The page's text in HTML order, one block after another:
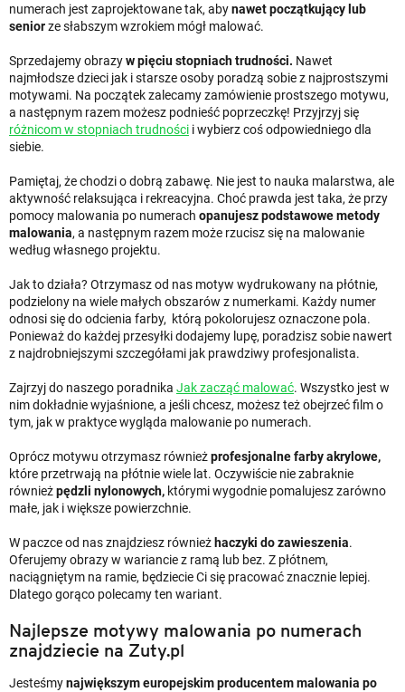
numerach jest zaprojektowane tak, abynawet początkujący lub
seniorze słabszym wzrokiem mógł malować.
Sprzedajemy obrazyw pięciu stopniach trudności. Nawet
najmłodsze dzieci jak i starsze osoby poradzą sobie z najprostszymi
motywami. Na początek zalecamy zamówienie prostszego motywu,
a następnym razem możesz podnieść poprzeczkę! Przyjrzyj się
różnicom w stopniach trudności i wybierz coś odpowiedniego dla
siebie.
Pamiętaj, że chodzi o dobrą zabawę. Nie jest to nauka malarstwa, ale
aktywność relaksująca i rekreacyjna. Choć prawda jest taka, że ​​przy
pomocy malowania po numerach opanujesz podstawowe metody
malowania, a następnym razem może rzucisz się na malowanie
według własnego projektu.
Jak to działa? Otrzymasz od nas motyw wydrukowany na płótnie,
podzielony na wiele małych obszarów z numerkami. Każdy numer
odnosi się do odcienia farby, którą pokolorujesz oznaczone pola.
Ponieważ do każdej przesyłki dodajemy lupę, poradzisz sobie nawert
z najdrobniejszymi szczegółami jak prawdziwy profesjonalista.
Zajrzyj do naszego poradnika Jak zacząć malować. Wszystko jest w
nim dokładnie wyjaśnione, a jeśli chcesz, możesz też obejrzeć film o
tym, jak w praktyce wygląda malowanie po numerach.
Oprócz motywu otrzymasz równieżprofesjonalne farby akrylowe,
które przetrwają na płótnie wiele lat. Oczywiście nie zabraknie
równieżpędzli nylonowych, którymi wygodnie pomalujesz zarówno
małe, jak i większe powierzchnie.
W paczce od nas znajdziesz również haczyki do zawieszenia.
Oferujemy obrazy w wariancie z ramą lub bez. Z płótnem,
naciągniętym na ramie, będziecie Ci się pracować znacznie lepiej.
Dlatego gorąco polecamy ten wariant.
Najlepsze motywy malowania po numerach
znajdziecie na Zuty.pl
Jesteśmynajwiększym europejskim producentem malowania po